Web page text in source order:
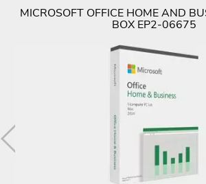
MICROSOFT OFFICE HOME AND
BOX EP2-06675